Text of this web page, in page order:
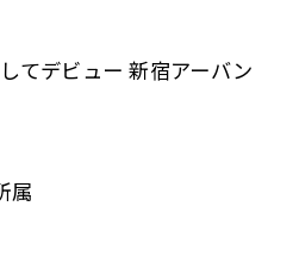
てデビュー 新宿アーバン
属